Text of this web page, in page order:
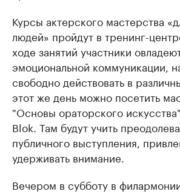
Курсы актерского мастерства
людей» пройдут в тренинг-
ходе занятий участники
эмоциональной коммуникации,
свободно действовать в
этот же день можно посетить
"Основы ораторского
Blok. Там будут учить
публичного выступления,
удерживать внимание.
Вечером в субботу в